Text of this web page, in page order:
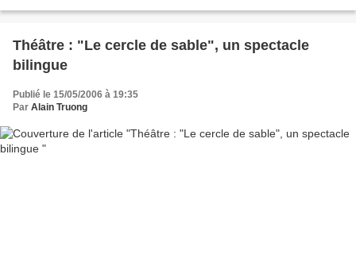
Théâtre : "Le cercle de sable", un spectacle
bilingue
Publié le 15/05/2006 à 19:35
Par Alain Truong